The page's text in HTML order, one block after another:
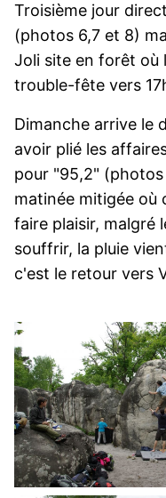
Troisième jour
(photos 6,7 et 8)
Joli site en forêt où
trouble-fête vers
Dimanche arrive le
avoir plié les
pour "95,2"
matinée mitigée où
faire plaisir, malgré
souffrir, la pluie
c'est le retour vers